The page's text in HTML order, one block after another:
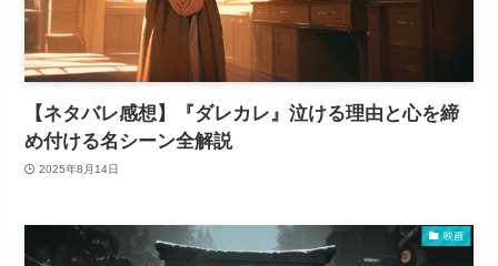
【ネタバレ感想】『ダレカレ』泣ける理由と心を締
め付ける名シーン全解説
2025年8月14日
映画